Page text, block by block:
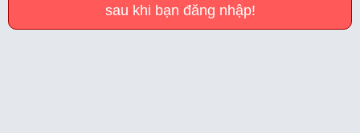
sau khi bạn đăng nhập!